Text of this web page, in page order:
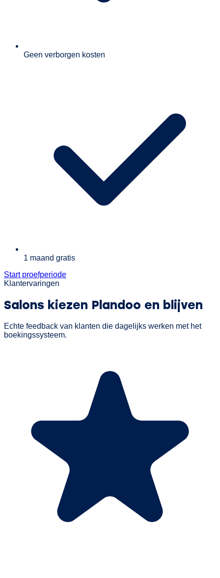
Geen verborgen kosten
1 maand gratis
Start proefperiode
Klantervaringen
Salons kiezen Plandoo en blijven
Echte feedback van klanten die dagelijks werken met het
boekingssysteem.